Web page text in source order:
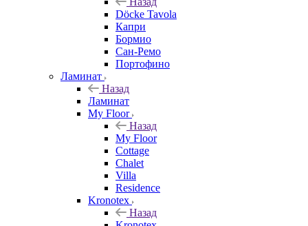
Döcke Tavola
Капри
Бормио
Сан-Ремо
Портофино
Ламинат
Назад
Ламинат
My Floor
Назад
My Floor
Cottage
Chalet
Villa
Residence
Kronotex
Назад